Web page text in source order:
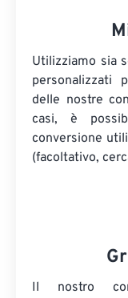
Utilizziamo sia
personalizzati
delle nostre
casi, è
conversione
(facoltativo,
Il nostro